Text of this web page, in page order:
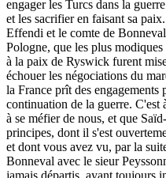
engager les Turcs dans la
et les sacrifier en faisant sa
Effendi et le comte de
Pologne, que les plus
à la paix de Ryswick furent
échouer les négociations du
la France prît des engagements
continuation de la guerre. C'est
à se méfier de nous, et que
principes, dont il s'est
et dont vous avez vu, par la
Bonneval avec le sieur
jamais départis, ayant toujours